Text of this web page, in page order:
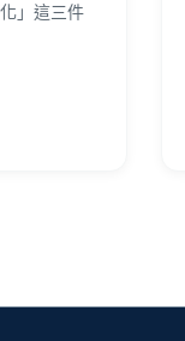
」這三件